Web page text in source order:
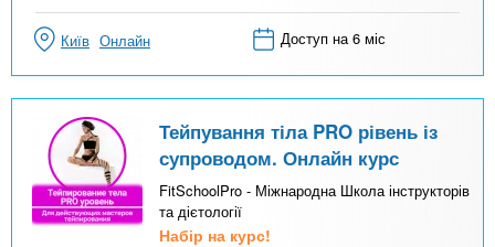
Київ Онлайн Доступ на 6 міс
Тейпування тіла PRO рівень із
супроводом. Онлайн курс
FitSchoolPro - Міжнародна Школа інструкторів
та дієтології
Набір на курс!